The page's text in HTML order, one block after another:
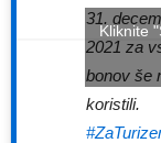
31.
2021 za
bonov še
koristili.
Kliknite